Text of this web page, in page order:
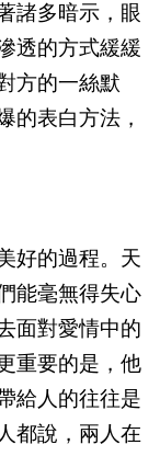
諸多暗示，眼
透的方式緩緩
方的一絲默
的表白方法，
好的過程。天
能毫無得失心
面對愛情中的
重要的是，他
給人的往往是
都說，兩人在